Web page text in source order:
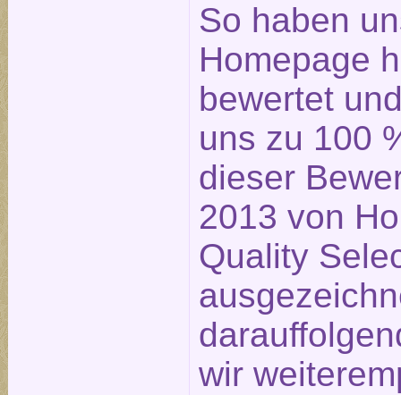
So haben
Homepage
bewertet
uns zu 100
dieser
2013 von
Quality
wir